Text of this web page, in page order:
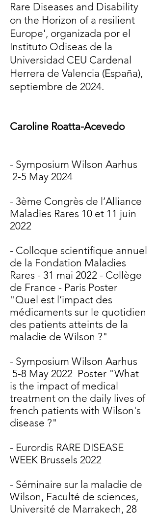
Rare Diseases and Disability
on the Horizon of a resilient
Europe', organizada por el
Instituto Odiseas de la
Universidad CEU Cardenal
Herrera de Valencia (España),
septiembre de 2024.
Caroline Roatta-Acevedo
- Symposium Wilson Aarhus
2-5 May 2024
- 3ème Congrès de l’Alliance
Maladies Rares 10 et 11 juin
2022
- Colloque scientifique annuel
de la Fondation Maladies
Rares - 31 mai 2022 - Collège
de France - Paris Poster
"Quel est l’impact des
médicaments sur le quotidien
des patients atteints de la
maladie de Wilson ?"
- Symposium Wilson Aarhus
5-8 May 2022 Poster "What
is the impact of medical
treatment on the daily lives of
french patients with Wilson's
disease ?"
- Eurordis RARE DISEASE
WEEK Brussels 2022
- Séminaire sur la maladie de
Wilson, Faculté de sciences,
Université de Marrakech, 28